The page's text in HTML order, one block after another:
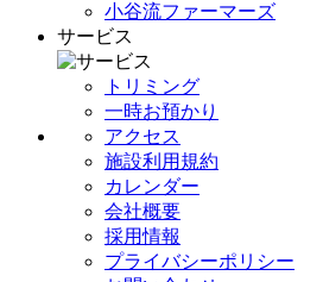
小谷流ファーマーズ
サービス
トリミング
一時お預かり
アクセス
施設利用規約
カレンダー
会社概要
採用情報
プライバシーポリシー